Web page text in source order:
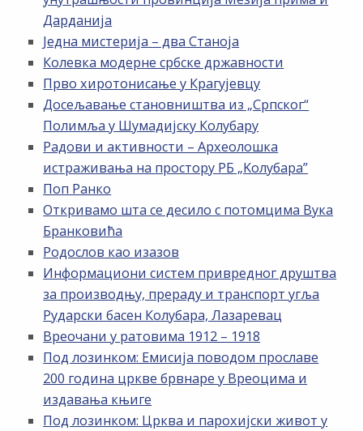
Дарданија
Једна мистерија – два Станоја
Колевка модерне србске државности
Прво хиротонисање у Крагујевцу
Досељавање становништва из „Српског“
Полимља у Шумадијску Колубару
Радови и активности – Археолошка
истраживања на простору РБ „Kолубара”
Поп Ранко
Откривамо шта се десило с потомцима Вука
Бранковића
Родослов као изазов
Информациони систем привредног друштва
за производњу, прераду и транспорт угља
Рударски басен Колубара, Лазаревац
Вреочани у ратовима 1912 – 1918
Под лозинком: Емисија поводом прославе
200 година цркве брвнаре у Вреоцима и
издавања књиге
Под лозинком: Црква и парохијски живот у